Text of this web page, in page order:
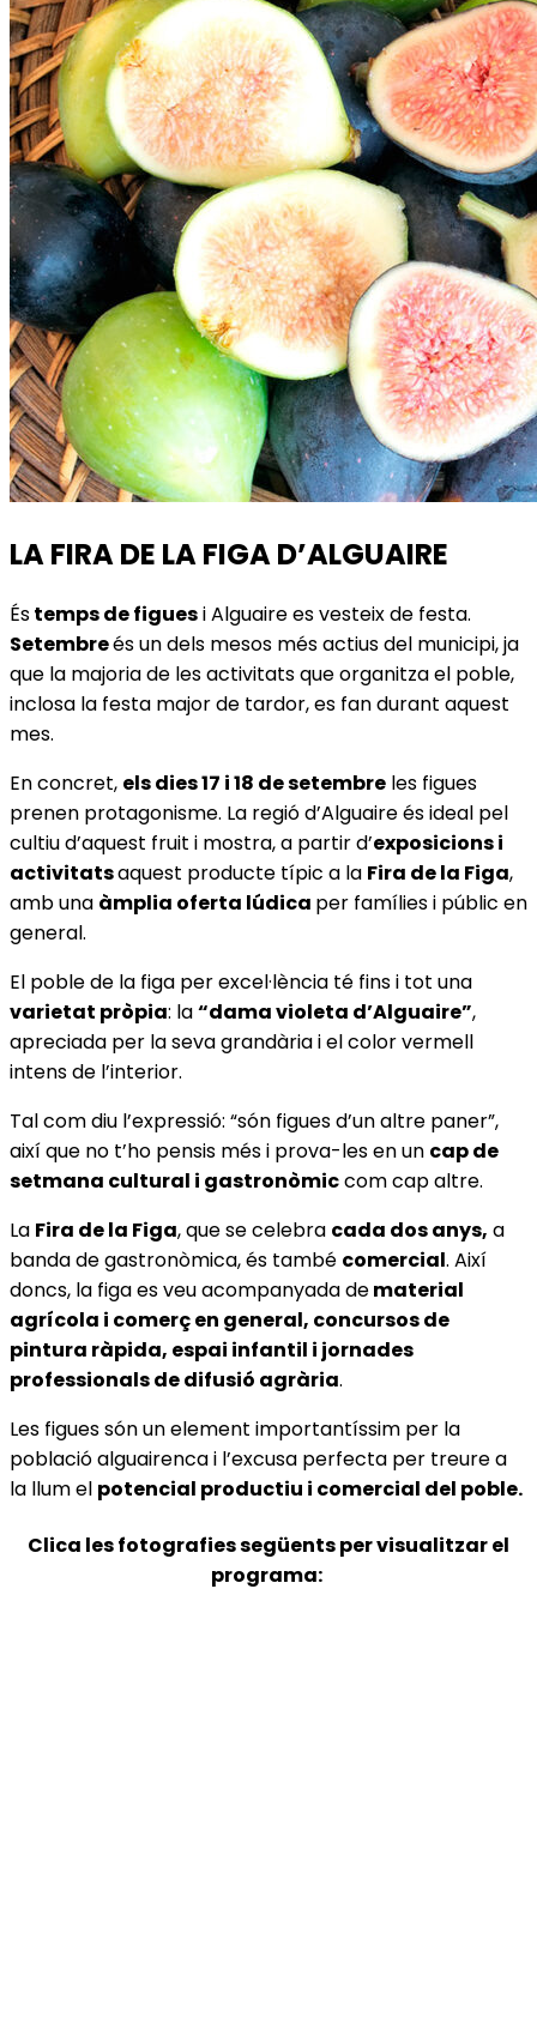
LA FIRA DE LA FIGA D’ALGUAIRE
Éstemps de figuesi Alguaire es vesteix de festa.
Setembreés un dels mesos més actius del municipi, ja
que la majoria de les activitats que organitza el poble,
inclosa la festa major de tardor, es fan durant aquest
mes.
En concret, els dies 17 i 18 de setembre les figues
prenen protagonisme. La regió d’Alguaire és ideal pel
cultiu d’aquest fruit i mostra, a partir d’exposicions i
activitatsaquest producte típic a la Fira de la Figa,
amb una àmplia oferta lúdica per famílies i públic en
general.
El poble de la figa per excel·lència té fins i tot una
varietat pròpia: la“dama violeta d’Alguaire”,
apreciada per la seva grandària i el color vermell
intens de l’interior.
Tal com diu l’expressió: “són figues d’un altre paner”,
així que no t’ho pensis més i prova-les en un cap de
setmana cultural i gastronòmiccom cap altre.
La Fira de la Figa, que se celebra cada dos anys, a
banda de gastronòmica, és també comercial. Així
doncs, la figa es veu acompanyada dematerial
agrícola i comerç en general, concursos de
pintura ràpida, espai infantil i jornades
professionals de difusió agrària.
Les figues són un element importantíssim per la
població alguairenca i l’excusa perfecta per treure a
la llum el potencial productiu i comercial del poble.
Clica les fotografies següents per visualitzar el
programa: